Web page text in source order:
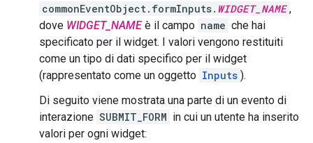
commonEventObject.formInputs. WIDGET_NAME ,
dove WIDGET_NAMEè il campo name che hai
specificato per il widget. I valori vengono restituiti
come un tipo di dati specifico per il widget
(rappresentato come un oggetto Inputs ).
Di seguito viene mostrata una parte di un evento di
interazione SUBMIT_FORM in cui un utente ha inserito
valori per ogni widget: